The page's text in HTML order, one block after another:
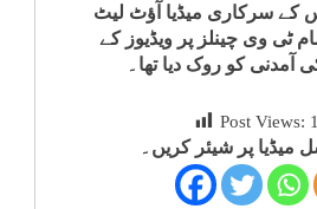
کے سرکاری میڈیا آؤٹ لیٹ
ٹی وی چینلز پر ویڈیوز کے
آمدنی کو روک دیا تھا۔
Post Views:
میڈیا پر شیئر کریں۔